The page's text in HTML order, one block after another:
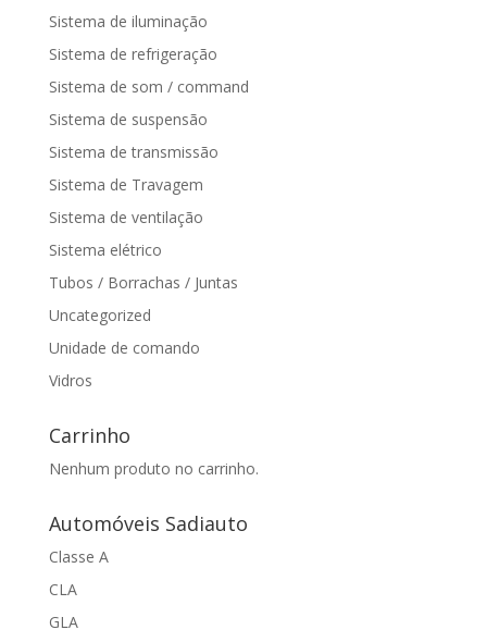
Sistema de iluminação
Sistema de refrigeração
Sistema de som / command
Sistema de suspensão
Sistema de transmissão
Sistema de Travagem
Sistema de ventilação
Sistema elétrico
Tubos / Borrachas / Juntas
Uncategorized
Unidade de comando
Vidros
Carrinho
Nenhum produto no carrinho.
Automóveis Sadiauto
Classe A
CLA
GLA